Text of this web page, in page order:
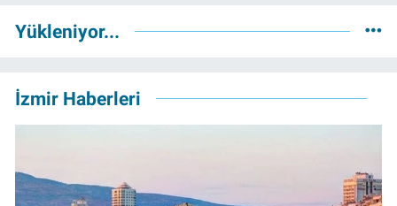
Yükleniyor...
İzmir Haberleri